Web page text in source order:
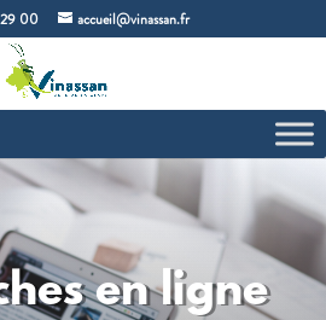
00 accueil@vinassan.fr
en ligne